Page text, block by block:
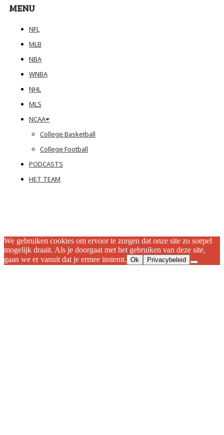
MENU
NFL
MLB
NBA
WNBA
NHL
MLS
NCAA
College Basketball
College Football
PODCASTS
HET TEAM
We gebruiken cookies om ervoor te zorgen dat onze site zo soepel
mogelijk draait. Als je doorgaat met het gebruiken van deze site,
gaan we er vanuit dat je ermee instemt. Ok Privacybeleid